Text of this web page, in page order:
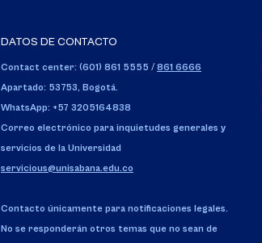
DATOS DE CONTACTO
Contact center: (601) 861 5555 / 861 6666
Apartado: 53753, Bogotá.
WhatsApp: +57 3205164838
Correo electrónico para inquietudes generales y
servicios de la Universidad
servicious@unisabana.edu.co
Contacto únicamente para notificaciones legales.
No se responderán otros temas que no sean de